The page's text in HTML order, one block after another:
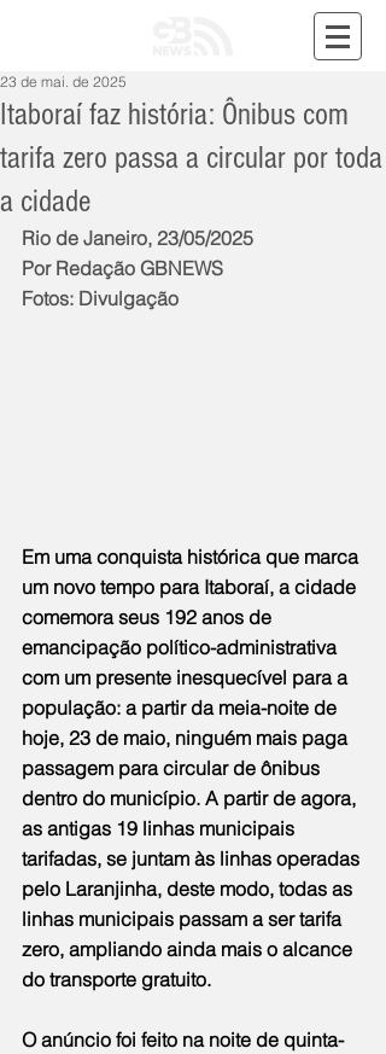
Itaboraí faz história: Ônibus com
tarifa zero passa a circular por toda
a cidade
23 de mai. de 2025
Rio de Janeiro, 23/05/2025
Por Redação GBNEWS
Fotos: Divulgação
Em uma conquista histórica que marca
um novo tempo para Itaboraí, a cidade
comemora seus 192 anos de
emancipação político-administrativa
com um presente inesquecível para a
população: a partir da meia-noite de
hoje, 23 de maio, ninguém mais paga
passagem para circular de ônibus
dentro do município. A partir de agora,
as antigas 19 linhas municipais
tarifadas, se juntam às linhas operadas
pelo Laranjinha, deste modo, todas as
linhas municipais passam a ser tarifa
zero, ampliando ainda mais o alcance
do transporte gratuito.
O anúncio foi feito na noite de quinta-